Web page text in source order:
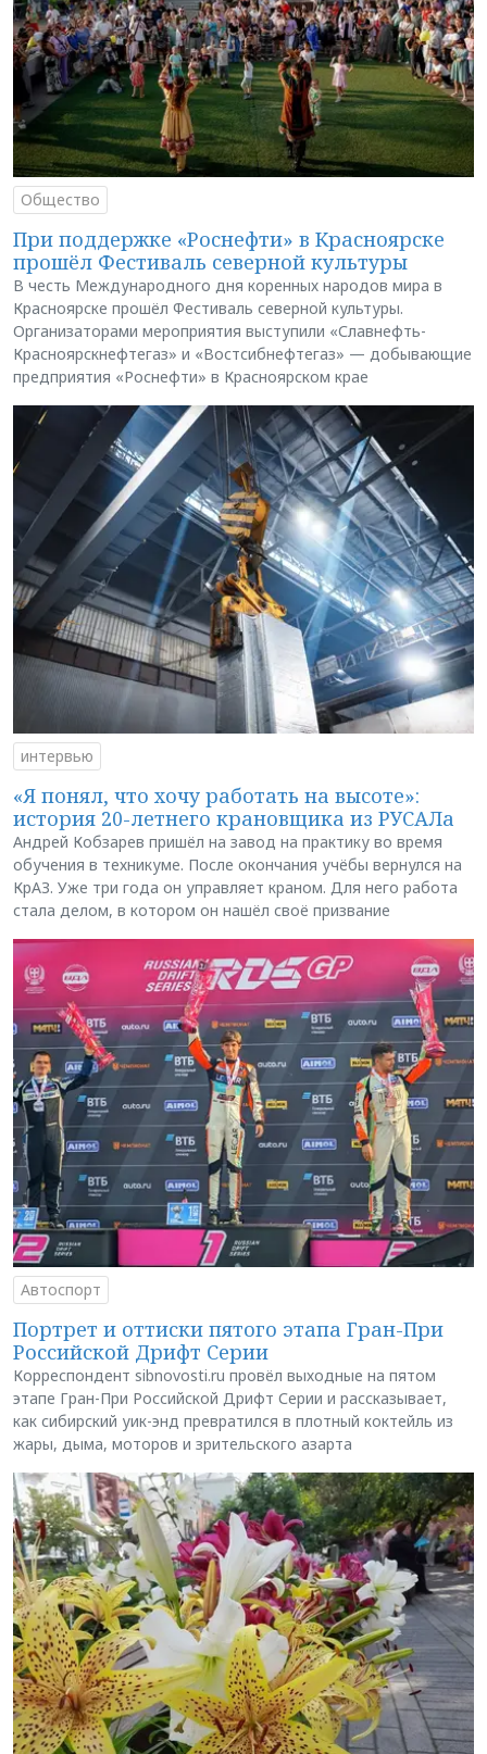
Общество
При поддержке «Роснефти» в Красноярске
прошёл Фестиваль северной культуры
В честь Международного дня коренных народов мира в
Красноярске прошёл Фестиваль северной культуры.
Организаторами мероприятия выступили «Славнефть-
Красноярскнефтегаз» и «Востсибнефтегаз» — добывающие
предприятия «Роснефти» в Красноярском крае
интервью
«Я понял, что хочу работать на высоте»:
история 20-летнего крановщика из РУСАЛа
Андрей Кобзарев пришёл на завод на практику во время
обучения в техникуме. После окончания учёбы вернулся на
КрАЗ. Уже три года он управляет краном. Для него работа
стала делом, в котором он нашёл своё призвание
Автоспорт
Портрет и оттиски пятого этапа Гран-При
Российской Дрифт Серии
Корреспондент sibnovosti.ru провёл выходные на пятом
этапе Гран-При Российской Дрифт Серии и рассказывает,
как сибирский уик-энд превратился в плотный коктейль из
жары, дыма, моторов и зрительского азарта